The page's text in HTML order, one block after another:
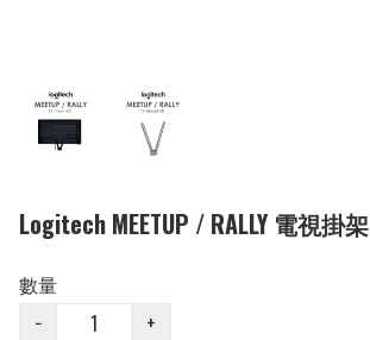
Logitech MEETUP / RALLY 電視掛架
數量
−
+